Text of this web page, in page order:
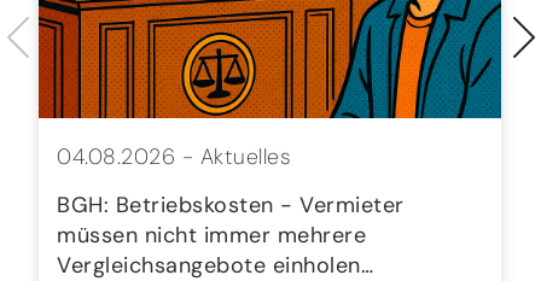
04.08.2026 - Aktuelles
BGH: Betriebskosten - Vermieter
müssen nicht immer mehrere
Vergleichsangebote einholen…